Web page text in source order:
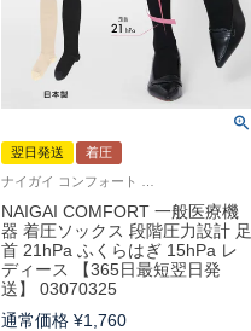
翌日発送
着圧
NAIGAI COMFORT 一般医療機
器 着圧ソックス 段階圧力設計 足
首 21hPa ふくらはぎ 15hPa レ
ディース 【365日最短翌日発
送】 03070325
通常価格 ¥1,760